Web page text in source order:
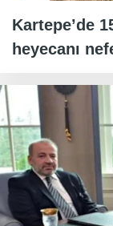
Kartepe’de
heyecanı